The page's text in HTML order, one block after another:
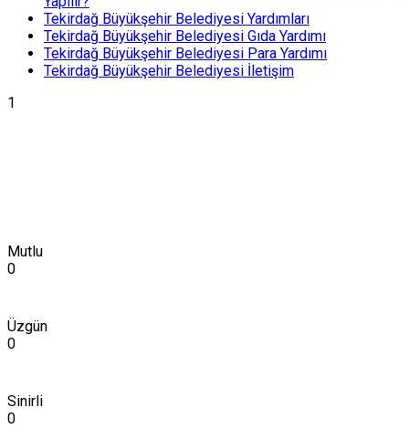
Tekirdağ Büyükşehir Belediyesi Yardımları
Tekirdağ Büyükşehir Belediyesi Gıda Yardımı
Tekirdağ Büyükşehir Belediyesi Para Yardımı
Tekirdağ Büyükşehir Belediyesi İletişim
1
Mutlu
0
Üzgün
0
Sinirli
0